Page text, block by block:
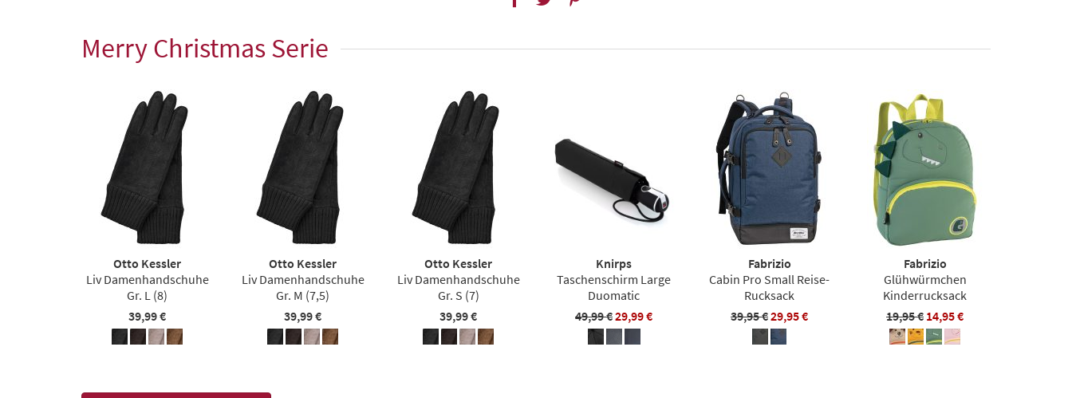
Merry Christmas Serie
Otto Kessler
Liv Damenhandschuhe
Gr. L (8)
39,99 €
Otto Kessler
Liv Damenhandschuhe
Gr. M (7,5)
39,99 €
Otto Kessler
Liv Damenhandschuhe
Gr. S (7)
39,99 €
Knirps
Taschenschirm Large
Duomatic
49,99 €29,99 €
Fabrizio
Cabin Pro Small Reise-
Rucksack
39,95 €29,95 €
Fabrizio
Glühwürmchen
Kinderrucksack
19,95 € 14,95 €